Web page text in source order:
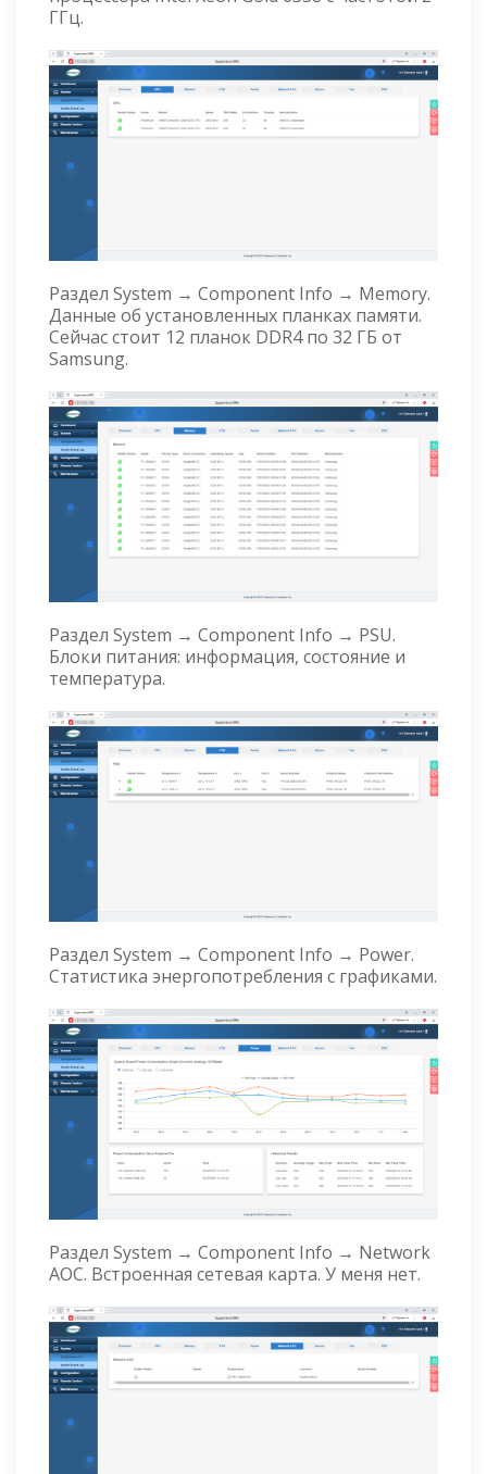
ГГц.
Раздел System → Component Info → Memory.
Данные об установленных планках памяти.
Сейчас стоит 12 планок DDR4 по 32 ГБ от
Samsung.
Раздел System → Component Info → PSU.
Блоки питания: информация, состояние и
температура.
Раздел System → Component Info → Power.
Статистика энергопотребления с графиками.
Раздел System → Component Info → Network
AOC. Встроенная сетевая карта. У меня нет.